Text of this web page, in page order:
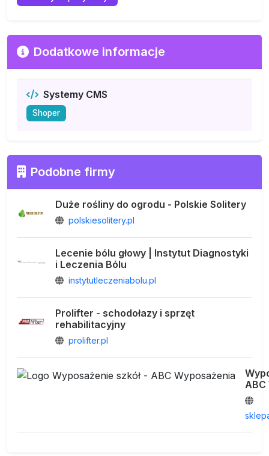
Dodatkowe informacje
Systemy CMS
Shoper
Podobne firmy
Duże rośliny do ogrodu - Polskie Solitery
polskiesolitery.pl
Lecenie bólu głowy | Instytut Diagnostyki
i Leczenia Bólu
instytutleczeniabolu.pl
Prolifter - schodołazy i sprzęt
rehabilitacyjny
prolifter.pl